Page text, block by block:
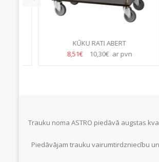
KŪKU RATI ABERT
8,51€ 10,30€ ar pvn
Trauku noma ASTRO piedāvā augstas
Piedāvājam trauku vairumtirdzniecību